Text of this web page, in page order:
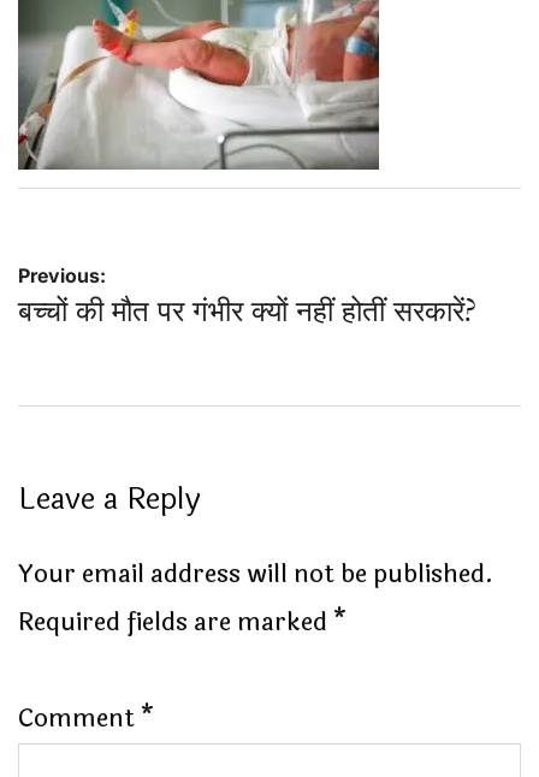
Post
navigation
Previous:
बच्चों की मौत पर गंभीर क्यों नहीं होतीं सरकारें?
Leave a Reply
Your email address will not be published.
Required fields are marked *
Comment*